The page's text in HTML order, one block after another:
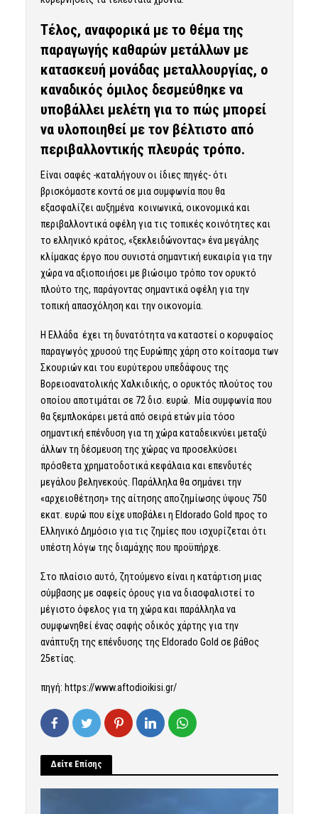
Τέλος, αναφορικά με το θέμα της
παραγωγής καθαρών μετάλλων με
κατασκευή μονάδας μεταλλουργίας, ο
καναδικός όμιλος δεσμεύθηκε να
υποβάλλει μελέτη για το πώς μπορεί
να υλοποιηθεί με τον βέλτιστο από
περιβαλλοντικής πλευράς τρόπο.
Είναι σαφές -καταλήγουν οι ίδιες πηγές- ότι
βρισκόμαστε κοντά σε μια συμφωνία που θα
εξασφαλίζει αυξημένα κοινωνικά, οικονομικά και
περιβαλλοντικά οφέλη για τις τοπικές κοινότητες και
το ελληνικό κράτος, «ξεκλειδώνοντας» ένα μεγάλης
κλίμακας έργο που συνιστά σημαντική ευκαιρία για την
χώρα να αξιοποιήσει με βιώσιμο τρόπο τον ορυκτό
πλούτο της, παράγοντας σημαντικά οφέλη για την
τοπική απασχόληση και την οικονομία.
Η Ελλάδα έχει τη δυνατότητα να καταστεί ο κορυφαίος
παραγωγός χρυσού της Ευρώπης χάρη στο κοίτασμα των
Σκουριών και του ευρύτερου υπεδάφους της
Βορειοανατολικής Χαλκιδικής, ο ορυκτός πλούτος του
οποίου αποτιμάται σε 72 δισ. ευρώ. Μία συμφωνία που
θα ξεμπλοκάρει μετά από σειρά ετών μία τόσο
σημαντική επένδυση για τη χώρα καταδεικνύει μεταξύ
άλλων τη δέσμευση της χώρας να προσελκύσει
πρόσθετα χρηματοδοτικά κεφάλαια και επενδυτές
μεγάλου βεληνεκούς. Παράλληλα θα σημάνει την
«αρχειοθέτηση» της αίτησης αποζημίωσης ύψους 750
εκατ. ευρώ που είχε υποβάλει η Eldorado Gold προς το
Ελληνικό Δημόσιο για τις ζημίες που ισχυρίζεται ότι
υπέστη λόγω της διαμάχης που προϋπήρχε.
Στο πλαίσιο αυτό, ζητούμενο είναι η κατάρτιση μιας
σύμβασης με σαφείς όρους για να διασφαλιστεί το
μέγιστο όφελος για τη χώρα και παράλληλα να
συμφωνηθεί ένας σαφής οδικός χάρτης για την
ανάπτυξη της επένδυσης της Eldorado Gold σε βάθος
25ετίας.
πηγή: https://www.aftodioikisi.gr/
Δείτε Επίσης